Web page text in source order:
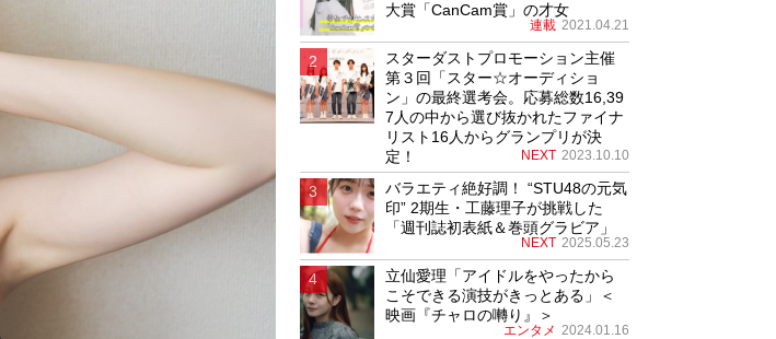
大賞「CanCam賞」の才女
連載 2021.04.21
スターダストプロモーション主催
第３回「スター☆オーディショ
ン」の最終選考会。応募総数16,39
7人の中から選び抜かれたファイナ
リスト16人からグランプリが決
定！
NEXT 2023.10.10
バラエティ絶好調！ “STU48の元気
印” 2期生・工藤理子が挑戦した
「週刊誌初表紙＆巻頭グラビア」
NEXT 2025.05.23
立仙愛理「アイドルをやったから
こそできる演技がきっとある」＜
映画『チャロの囀り』＞
エンタメ 2024.01.16